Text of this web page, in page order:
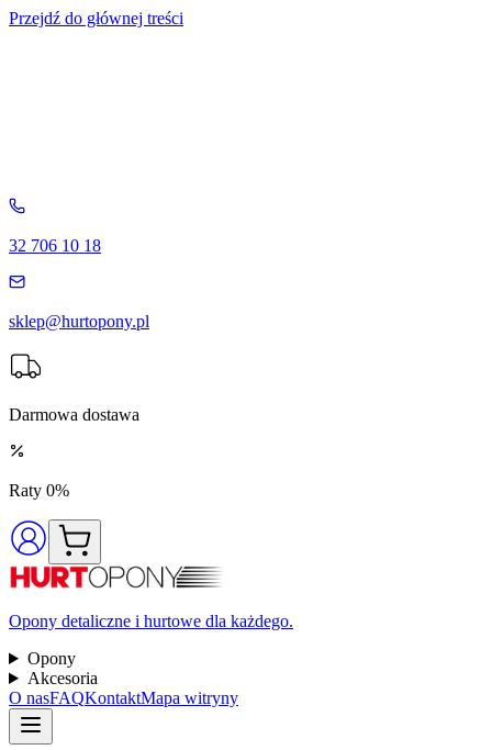
Przejdź do głównej treści
32 706 10 18
sklep@hurtopony.pl
Darmowa dostawa
Raty 0%
Opony detaliczne i hurtowe dla każdego.
Opony
Akcesoria
O nasFAQKontaktMapa witryny